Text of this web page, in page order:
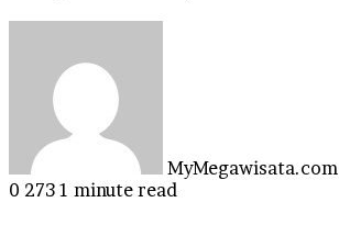
MyMegawisata.com
0 273 1 minute read